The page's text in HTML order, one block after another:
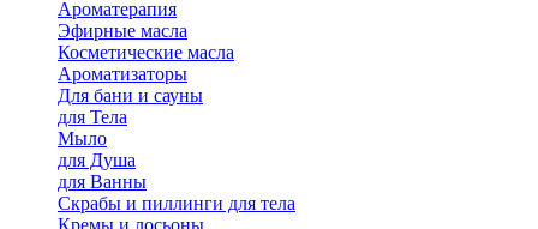
Ароматерапия
Эфирные масла
Косметические масла
Ароматизаторы
Для бани и сауны
для Тела
Мыло
для Душа
для Ванны
Скрабы и пиллинги для тела
Кремы и лосьоны